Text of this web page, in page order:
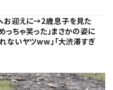
お迎えに→2歳息子を見た
ちゃ笑った」まさかの姿に
ないヤツww」「大渋滞すぎ